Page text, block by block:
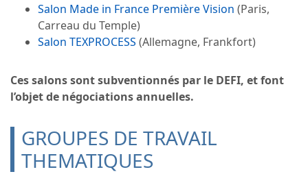
Salon Made in France Première Vision (Paris,
Carreau du Temple)
Salon TEXPROCESS (Allemagne, Frankfort)
Ces salons sont subventionnés par le DEFI, et font
l’objet de négociations annuelles.
GROUPES DE TRAVAIL
THEMATIQUES